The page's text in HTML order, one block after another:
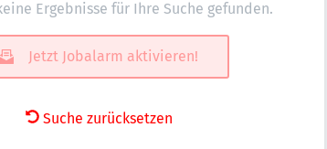
Ergebnisse für Ihre Suche gefunden.
Jetzt Jobalarm aktivieren!
Suche zurücksetzen